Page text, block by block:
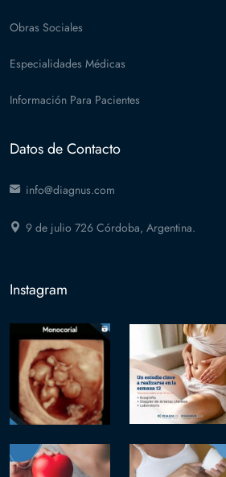
Obras Sociales
Especialidades Médicas
Información Para Pacientes
Datos de Contacto
info@diagnus.com
9 de julio 726 Córdoba, Argentina.
Instagram